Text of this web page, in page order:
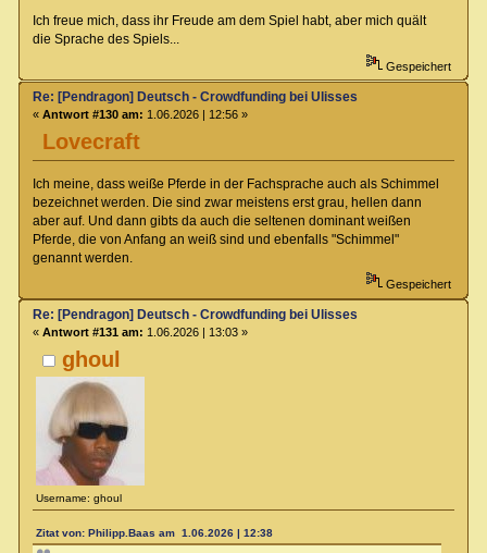
Ich freue mich, dass ihr Freude am dem Spiel habt, aber mich quält
die Sprache des Spiels...
Gespeichert
Lovecraft
Re: [Pendragon] Deutsch - Crowdfunding bei Ulisses
« Antwort #130 am: 1.06.2026 | 12:56 »
Ich meine, dass weiße Pferde in der Fachsprache auch als Schimmel
bezeichnet werden. Die sind zwar meistens erst grau, hellen dann
aber auf. Und dann gibts da auch die seltenen dominant weißen
Pferde, die von Anfang an weiß sind und ebenfalls "Schimmel"
genannt werden.
Gespeichert
ghoul
Username: ghoul
Re: [Pendragon] Deutsch - Crowdfunding bei Ulisses
« Antwort #131 am: 1.06.2026 | 13:03 »
Zitat von: Philipp.Baas am 1.06.2026 | 12:38